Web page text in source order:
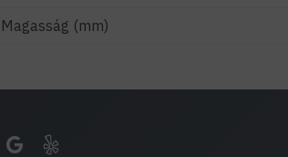
Magasság (mm)